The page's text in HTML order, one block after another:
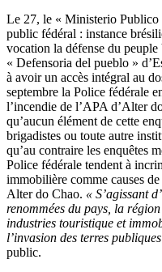
Le 27, le « Ministerio Publico
public fédéral : instance
vocation la défense du
« Defensoria del pueblo »
à avoir un accès intégral au
septembre la Police fédérale
l’incendie de l’APA d’Alter
qu’aucun élément de cette
brigadistes ou toute autre
qu’au contraire les enquêtes
Police fédérale tendent à
immobilière comme causes
Alter do Chao. « S’agissant
renommées du pays, la
industries touristique et
l’invasion des terres publiques
public.